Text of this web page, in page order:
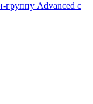
Advanced с